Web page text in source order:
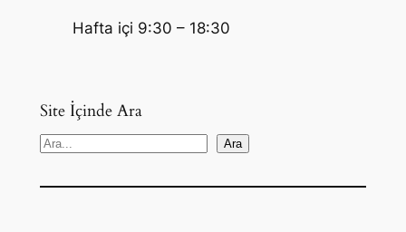
Hafta içi 9:30 – 18:30
Site İçinde Ara
S
a
Ara